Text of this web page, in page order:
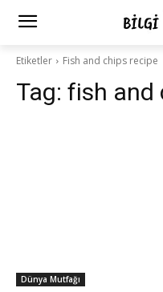
Etiketler Fish and chips recipe
Tag: fish and
Dünya Mutfağı